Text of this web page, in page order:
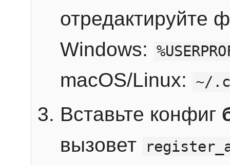
отредактируйте
Windows:
macOS/Linux: ~/
Вставьте конфиг
вызовет